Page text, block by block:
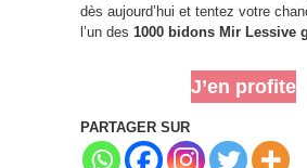
dès aujourd’hui et tentez votre
l’un des 1000 bidons Mir Lessive
J’en profite
PARTAGER SUR